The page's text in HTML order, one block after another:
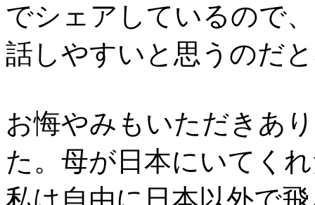
でシェアしているので
話しやすいと思うのだ
お悔やみもいただきあ
た。母が日本にいてく